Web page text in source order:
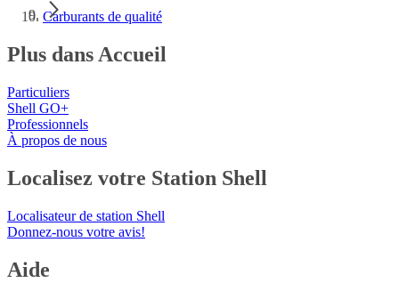
Carburants de qualité
Plus dans Accueil
Particuliers
Shell GO+
Professionnels
À propos de nous
Localisez votre Station Shell
Localisateur de station Shell
Donnez-nous votre avis!
Aide